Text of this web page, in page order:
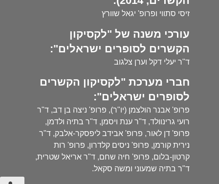
זיסי סתווי ופרופ' יגאל שוורץ
עורכי משנה של "לקסיקון
הקשרים לסופרים ישראלים":
ד"ר יעלי דקל וערן צלגוב
חברי מערכת "לקסיקון הקשרים
לסופרים ישראלים":
פרופ' אבנר הולצמן (יו"ר), פרופ' ניצה בן דב, ד"ר
רועי גרינוולד, ד"ר ענת ויסמן, ד"ר בתיה ולדמן,
פרופ' דן לאור, פרופ' אבידב ליפסקר-אלבק, ד"ר
נירית קורמן, פרופ' ניסים קלדרון, פרופ' רות
קרטון-בלום, פרופ' חיה שחם, ד"ר אריאל שטרית,
ד"ר בתיה שמעוני ומשה סקאל.